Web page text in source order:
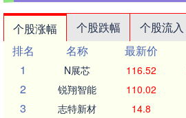
个股涨幅 个股跌幅 个股流入
排名
名称 最新价
1
N展芯 116.52
2 锐翔智能 110.02
3 志特新材 14.8